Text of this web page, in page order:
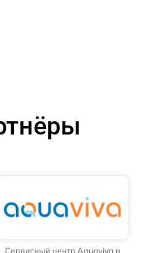
Сервисный центр Aquaviva в